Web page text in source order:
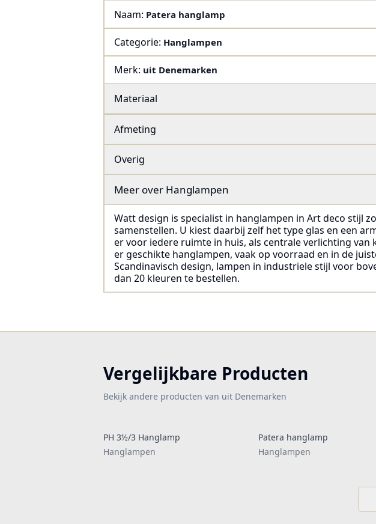
Naam: Patera hanglamp
Categorie: Hanglampen
Merk: uit Denemarken
Materiaal
Afmeting
Overig
Meer over Hanglampen
Watt design is specialist in hanglampen in Art deco stijl
samenstellen. U kiest daarbij zelf het type glas en een
er voor iedere ruimte in huis, als centrale verlichting
er geschikte hanglampen, vaak op voorraad en in de
Scandinavisch design, lampen in industriele stijl voor
dan 20 kleuren te bestellen.
Vergelijkbare Producten
Bekijk andere producten van uit Denemarken
PH 3½/3 Hanglamp
Hanglampen
Patera hanglamp
Hanglampen